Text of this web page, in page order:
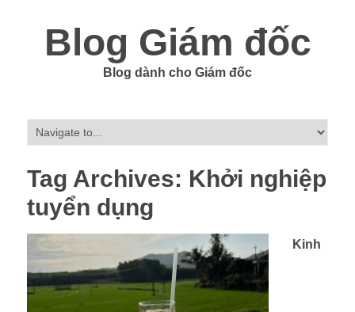
Blog Giám đốc
Blog dành cho Giám đốc
Tag Archives: Khởi nghiệp
tuyển dụng
Kinh